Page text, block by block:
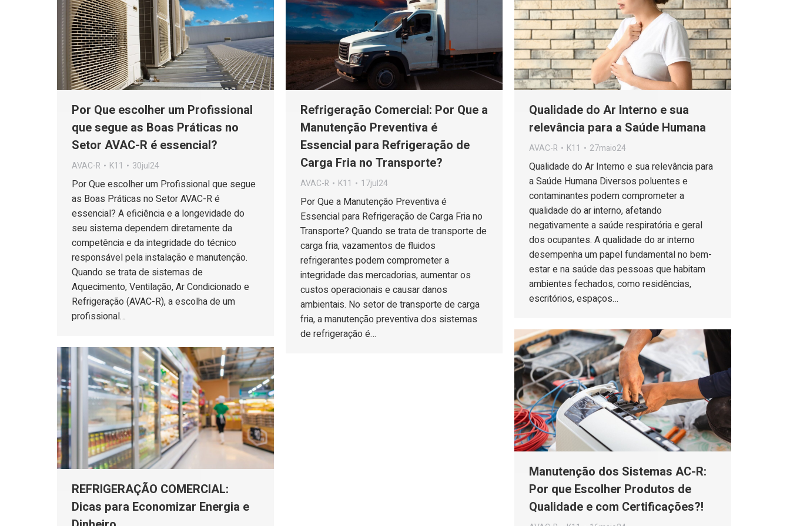
Por Que escolher um Profissional
que segue as Boas Práticas no
Setor AVAC-R é essencial?
AVAC-R K11 30jul24
Por Que escolher um Profissional que segue
as Boas Práticas no Setor AVAC-R é
essencial? A eficiência e a longevidade do
seu sistema dependem diretamente da
competência e da integridade do técnico
responsável pela instalação e manutenção.
Quando se trata de sistemas de
Aquecimento, Ventilação, Ar Condicionado e
Refrigeração (AVAC-R), a escolha de um
profissional…
Refrigeração Comercial: Por Que a
Manutenção Preventiva é
Essencial para Refrigeração de
Carga Fria no Transporte?
AVAC-R K11 17jul24
Por Que a Manutenção Preventiva é
Essencial para Refrigeração de Carga Fria no
Transporte? Quando se trata de transporte de
carga fria, vazamentos de fluidos
refrigerantes podem comprometer a
integridade das mercadorias, aumentar os
custos operacionais e causar danos
ambientais. No setor de transporte de carga
fria, a manutenção preventiva dos sistemas
de refrigeração é…
Qualidade do Ar Interno e sua
relevância para a Saúde Humana
AVAC-R K11 27maio24
Qualidade do Ar Interno e sua relevância para
a Saúde Humana Diversos poluentes e
contaminantes podem comprometer a
qualidade do ar interno, afetando
negativamente a saúde respiratória e geral
dos ocupantes. A qualidade do ar interno
desempenha um papel fundamental no bem-
estar e na saúde das pessoas que habitam
ambientes fechados, como residências,
escritórios, espaços…
Manutenção dos Sistemas AC-R:
Por que Escolher Produtos de
Qualidade e com Certificações?!
REFRIGERAÇÃO COMERCIAL:
Dicas para Economizar Energia e